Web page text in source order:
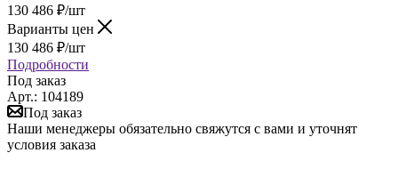
130 486 ₽/шт
Варианты цен
130 486 ₽/шт
Подробности
Под заказ
Арт.: 104189
Под заказ
Наши менеджеры обязательно свяжутся с вами и уточнят
условия заказа